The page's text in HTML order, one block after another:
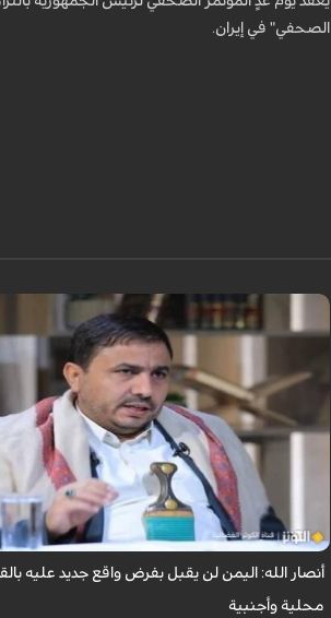
الصحفي" في إيران.
أكد عضو المكتب السياسي لأنصار الله، محمد الفرح، أنه
اليمن، ولن تكون هناك حرب أهلية، مشيراً إلى أن ما يجري
أنصار الله: اليمن لن يقبل بفرض واقع جديد عليه
محلية وأجنبية